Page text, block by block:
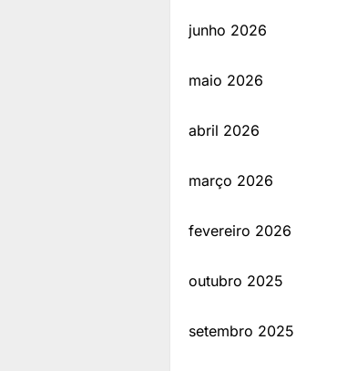
junho 2026
maio 2026
abril 2026
março 2026
fevereiro 2026
outubro 2025
setembro 2025